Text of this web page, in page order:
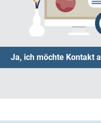
Ja, ich möchte Kontakt